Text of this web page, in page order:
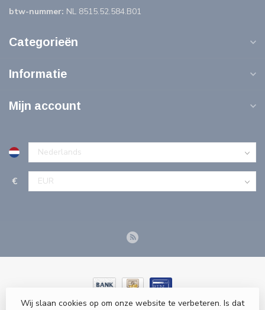
btw-nummer: NL 8515.52.584.B01
Categorieën
Informatie
Mijn account
€
© Copyright 2026 Tools-n-More Gereedschappen - Powered by
Wij slaan cookies op om onze website te verbeteren. Is dat